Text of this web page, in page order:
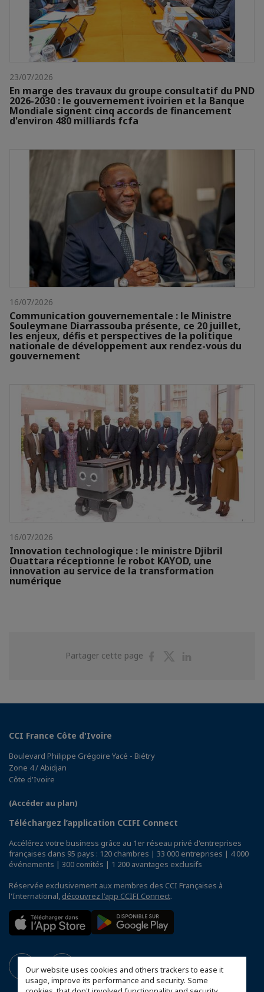
Our website uses cookies and others trackers to ease it
usage, improve its performance and security. Some
23/07/2026
En marge des travaux du groupe consultatif du PND
2026-2030 : le gouvernement ivoirien et la Banque
Mondiale signent cinq accords de financement
d'environ 480 milliards fcfa
16/07/2026
Communication gouvernementale : le Ministre
Souleymane Diarrassouba présente, ce 20 juillet,
les enjeux, défis et perspectives de la politique
nationale de développement aux rendez-vous du
gouvernement
16/07/2026
Innovation technologique : le ministre Djibril
Ouattara réceptionne le robot KAYOD, une
innovation au service de la transformation
numérique
Partager cette page
PartagerPartager
CCI France Côte d'Ivoire
Boulevard Philippe Grégoire Yacé - Biétry
Zone 4 / Abidjan
Côte d'Ivoire
(Accéder au plan)
Téléchargez l’application CCIFI Connect
Accélérez votre business grâce au 1er réseau privé d'entreprises
françaises dans 95 pays : 120 chambres | 33 000 entreprises | 4 000
événements | 300 comités | 1 200 avantages exclusifs
Réservée exclusivement aux membres des CCI Françaises à
l'International, découvrez l'app CCIFI Connect.